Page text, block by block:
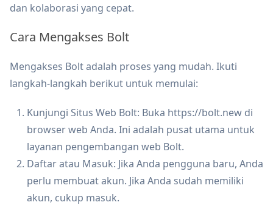
dan kolaborasi yang cepat.
Cara Mengakses Bolt
Mengakses Bolt adalah proses yang mudah. Ikuti
langkah-langkah berikut untuk memulai:
Kunjungi Situs Web Bolt: Buka https://bolt.new di
browser web Anda. Ini adalah pusat utama untuk
layanan pengembangan web Bolt.
Daftar atau Masuk: Jika Anda pengguna baru, Anda
perlu membuat akun. Jika Anda sudah memiliki
akun, cukup masuk.